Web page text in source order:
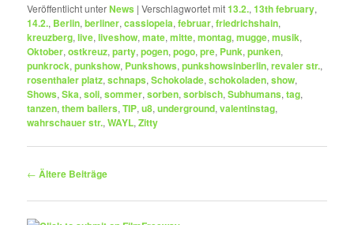
Veröffentlicht unterNews |Verschlagwortet mit13.2.,13th february,
14.2., Berlin,berliner,cassiopeia,februar,friedrichshain,
kreuzberg,live,liveshow,mate,mitte,montag,mugge,musik,
Oktober,ostkreuz,party,pogen,pogo,pre, Punk,punken,
punkrock,punkshow, Punkshows,punkshowsinberlin,revaler str.,
rosenthaler platz,schnaps,Schokolade,schokoladen,show,
Shows,Ska,soli,sommer,sorben,sorbisch,Subhumans,tag,
tanzen,them bailers,TIP,u8,underground,valentinstag,
wahrschauer str.,WAYL,Zitty
Beitragsnavigation
← Ältere Beiträge